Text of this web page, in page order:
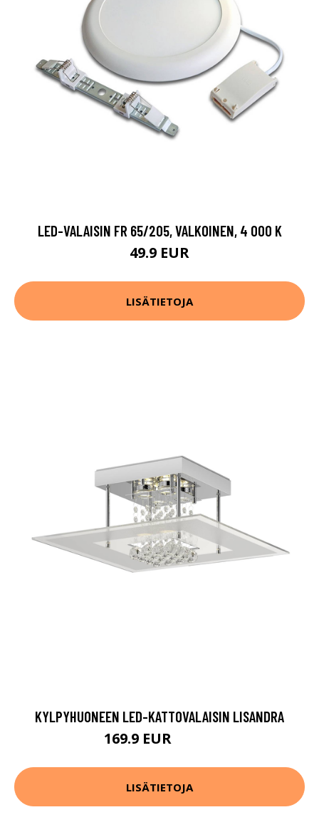
LED-VALAISIN FR 65/205, VALKOINEN, 4 000 K
49.9 EUR
LISÄTIETOJA
KYLPYHUONEEN LED-KATTOVALAISIN LISANDRA
169.9 EUR
LISÄTIETOJA